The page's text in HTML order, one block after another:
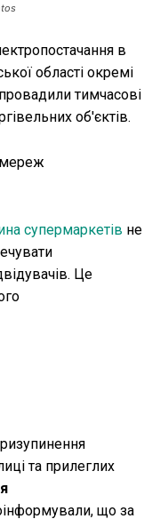
в
області окремі
тимчасові
об'єктів.
супермаркетів не
Це
та прилеглих
що за